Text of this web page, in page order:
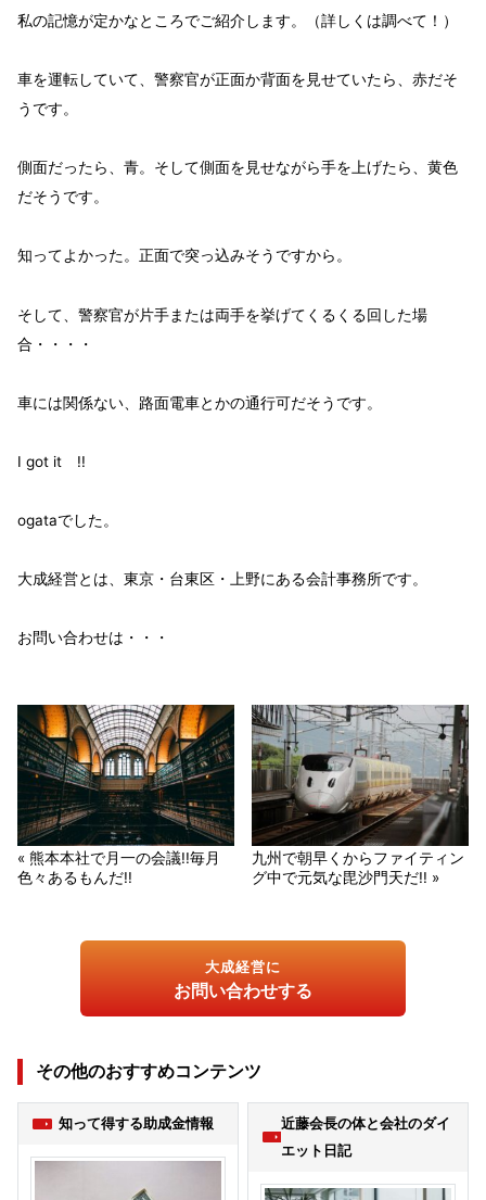
私の記憶が定かなところでご紹介します。（詳しくは調べて！）
車を運転していて、警察官が正面か背面を見せていたら、赤だそ
うです。
側面だったら、青。そして側面を見せながら手を上げたら、黄色
だそうです。
知ってよかった。正面で突っ込みそうですから。
そして、警察官が片手または両手を挙げてくるくる回した場
合・・・・
車には関係ない、路面電車とかの通行可だそうです。
I got it !!
ogataでした。
大成経営とは、東京・台東区・上野にある会計事務所です。
お問い合わせは・・・
« 熊本本社で月一の会議!!毎月
色々あるもんだ!!
九州で朝早くからファイティン
グ中で元気な毘沙門天だ!! »
大成経営に
お問い合わせする
その他のおすすめコンテンツ
知って得する助成金情報
近藤会長の体と会社のダイ
エット日記